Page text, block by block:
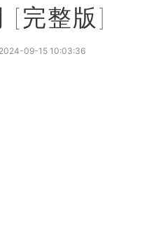
[完整版]
2024-09-15 10:03:36